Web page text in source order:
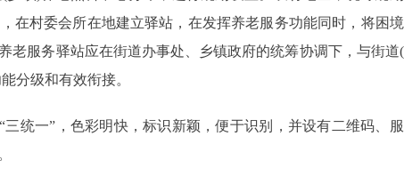
在村委会所在地建立驿站，在发挥养老服务功能同时，将困
老服务驿站应在街道办事处、乡镇政府的统筹协调下，与街道
分级和有效衔接。
一”，色彩明快，标识新颖，便于识别，并设有二维码、